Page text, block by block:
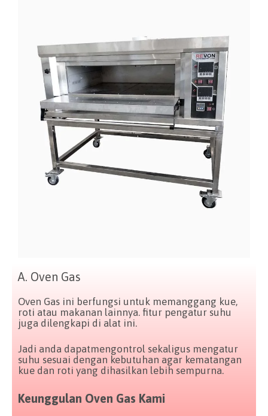
A. Oven Gas
Oven Gas ini berfungsi untuk memanggang kue,
roti atau makanan lainnya. fitur pengatur suhu
juga dilengkapi di alat ini.
Jadi anda dapatmengontrol sekaligus mengatur
suhu sesuai dengan kebutuhan agar kematangan
kue dan roti yang dihasilkan lebih sempurna.
Keunggulan Oven Gas Kami